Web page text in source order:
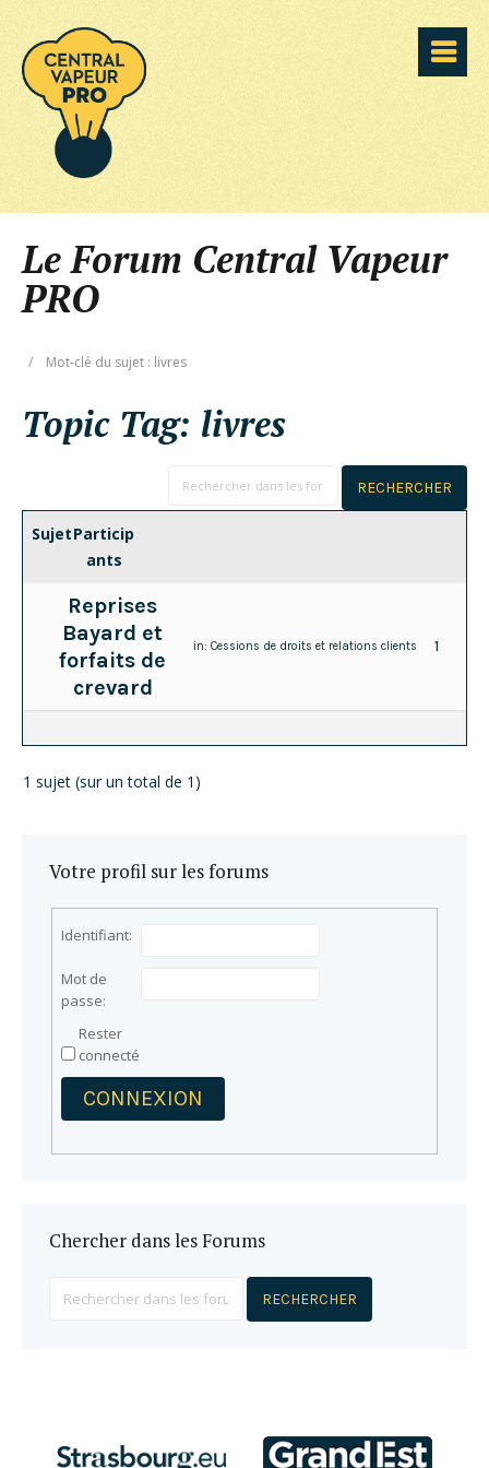
Le Forum Central Vapeur
PRO
/ Mot-clé du sujet : livres
Topic Tag: livres
SujetParticip
ants
Reprises
Bayard et
forfaits de
crevard
in:Cessions de droits et relations clients 1
1 sujet (sur un total de 1)
Votre profil sur les forums
Identifiant:
Mot de
passe:
Rester
connecté
CONNEXION
Chercher dans les Forums